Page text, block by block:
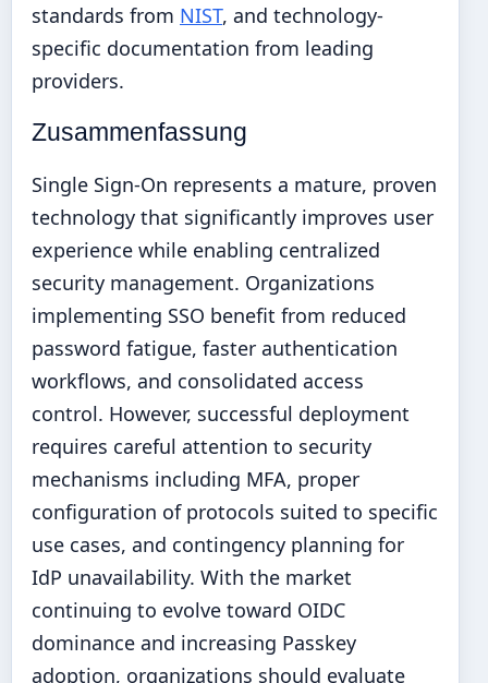
standards from NIST, and technology-
specific documentation from leading
providers.
Zusammenfassung
Single Sign-On represents a mature, proven
technology that significantly improves user
experience while enabling centralized
security management. Organizations
implementing SSO benefit from reduced
password fatigue, faster authentication
workflows, and consolidated access
control. However, successful deployment
requires careful attention to security
mechanisms including MFA, proper
configuration of protocols suited to specific
use cases, and contingency planning for
IdP unavailability. With the market
continuing to evolve toward OIDC
dominance and increasing Passkey
adoption, organizations should evaluate